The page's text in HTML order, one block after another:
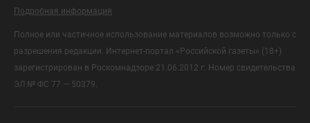
Подробная информация
Полное или частичное использование материалов возможно только с
разрешения редакции. Интернет-портал «Российской газеты» (18+)
зарегистрирован в Роскомнадзоре 21.06.2012 г. Номер свидетельства
ЭЛ № ФС 77 — 50379.